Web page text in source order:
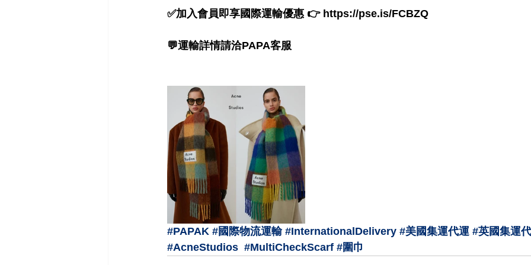
✅加入會員即享國際運輸優惠 👉 https://pse.is/FCBZQ
💬運輸詳情請洽PAPA客服
#PAPAK #國際物流運輸 #InternationalDelivery #美國集運代運 #英國集運
#AcneStudios #MultiCheckScarf #圍巾